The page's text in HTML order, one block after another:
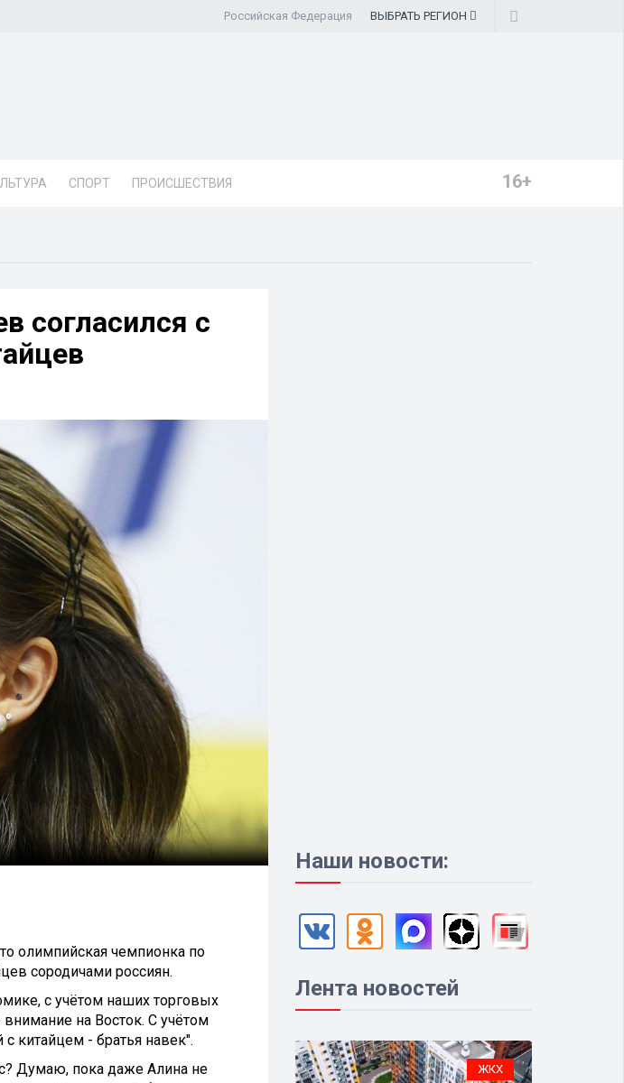
Российская Федерация ВЫБРАТЬ РЕГИОН
СПОРТ ПРОИСШЕСТВИЯ 16+
согласился с
олимпийская чемпионка по
сородичами россиян.
с учётом наших торговых
на Восток. С учётом
китайцем - братья навек".
Думаю, пока даже Алина не
Наши новости:
Лента новостей
ЖКХ